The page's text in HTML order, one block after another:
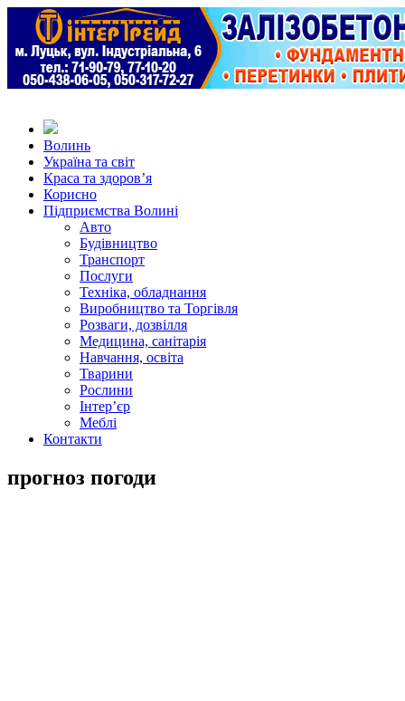
Волинь
Україна та світ
Краса та здоров’я
Корисно
Підприємства Волині
Авто
Будівництво
Транспорт
Послуги
Техніка, обладнання
Виробництво та Торгівля
Розваги, дозвілля
Медицина, санітарія
Навчання, освіта
Тварини
Рослини
Інтер’єр
Меблі
Контакти
прогноз погоди